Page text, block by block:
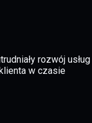
rozwój usług
w czasie